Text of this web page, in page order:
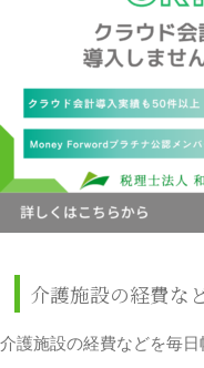
介護施設の経費な
介護施設の経費などを毎日